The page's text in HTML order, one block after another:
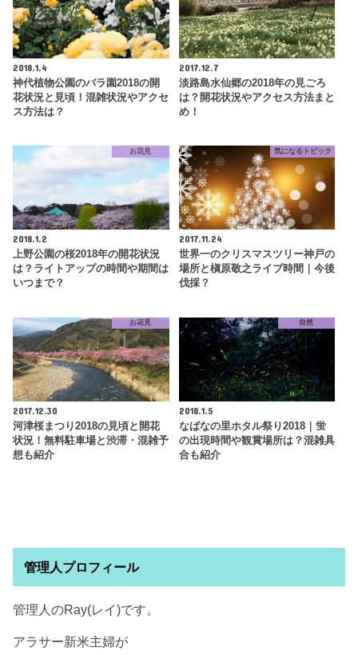
2018.1.4
神代植物公園のバラ園2018の開
花状況と見頃！混雑状況やアクセ
ス方法は？
2017.12.7
淡路島水仙郷の2018年の見ごろ
は？開花状況やアクセス方法まと
め！
お花見
2018.1.2
上野公園の桜2018年の開花状況
は？ライトアップの時間や期間は
いつまで？
気になるトピック
2017.11.24
世界一のクリスマスツリー神戸の
場所と槇原敬之ライブ時間｜今後
伐採？
お花見
2017.12.30
河津桜まつり2018の見頃と開花
状況！無料駐車場と渋滞・混雑予
想も紹介
自然
2018.1.5
なばなの里ホタル祭り2018｜蛍
の出現時間や観賞場所は？混雑具
合も紹介
管理人プロフィール
管理人のRay(レイ)です。
アラサー新米主婦が